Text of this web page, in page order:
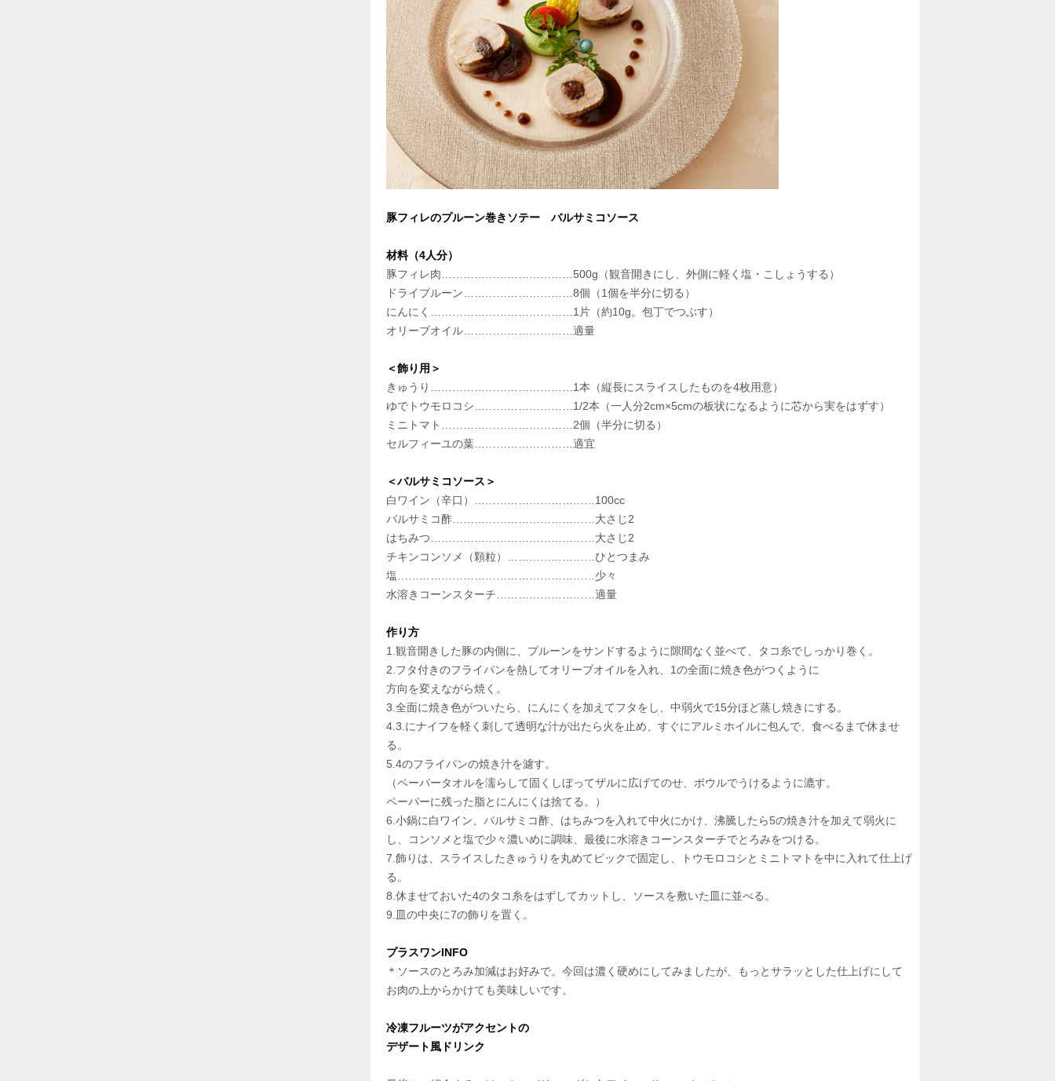
豚フィレのプルーン巻きソテー バルサミコソース
材料（4人分）
豚フィレ肉………………………………500g（観音開きにし、外側に軽く塩・こしょうする）
ドライプルーン…………………………8個（1個を半分に切る）
にんにく…………………………………1片（約10g。包丁でつぶす）
オリーブオイル…………………………適量
＜飾り用＞
きゅうり…………………………………1本（縦長にスライスしたものを4枚用意）
ゆでトウモロコシ………………………1/2本（一人分2cm×5cmの板状になるように芯から実をはずす）
ミニトマト………………………………2個（半分に切る）
セルフィーユの葉………………………適宜
＜バルサミコソース＞
白ワイン（辛口）……………………………100cc
バルサミコ酢…………………………………大さじ2
はちみつ………………………………………大さじ2
チキンコンソメ（顆粒）……………………ひとつまみ
塩………………………………………………少々
水溶きコーンスターチ………………………適量
作り方
1.観音開きした豚の内側に、プルーンをサンドするように隙間なく並べて、タコ糸でしっかり巻く。
2.フタ付きのフライパンを熱してオリーブオイルを入れ、1の全面に焼き色がつくように
方向を変えながら焼く。
3.全面に焼き色がついたら、にんにくを加えてフタをし、中弱火で15分ほど蒸し焼きにする。
4.3.にナイフを軽く刺して透明な汁が出たら火を止め、すぐにアルミホイルに包んで、食べるまで休ませ
る。
5.4のフライパンの焼き汁を濾す。
（ペーパータオルを濡らして固くしぼってザルに広げてのせ、ボウルでうけるように漉す。
ペーパーに残った脂とにんにくは捨てる。）
6.小鍋に白ワイン、バルサミコ酢、はちみつを入れて中火にかけ、沸騰したら5の焼き汁を加えて弱火に
し、コンソメと塩で少々濃いめに調味、最後に水溶きコーンスターチでとろみをつける。
7.飾りは、スライスしたきゅうりを丸めてピックで固定し、トウモロコシとミニトマトを中に入れて仕上げ
る。
8.休ませておいた4のタコ糸をはずしてカットし、ソースを敷いた皿に並べる。
9.皿の中央に7の飾りを置く。
プラスワンINFO
＊ソースのとろみ加減はお好みで。今回は濃く硬めにしてみましたが、もっとサラッとした仕上げにして
お肉の上からかけても美味しいです。
冷凍フルーツがアクセントの
デザート風ドリンク